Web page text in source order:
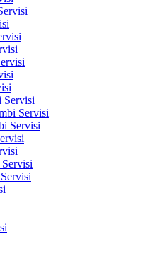
Servisi
Servisi
Servisi